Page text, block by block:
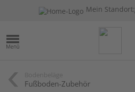
Mein Standort:
Fußboden-Zubehör